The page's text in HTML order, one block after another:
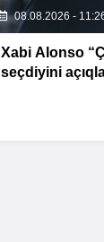
08.08.2026 -
Xabi Alonso
seçdiyini